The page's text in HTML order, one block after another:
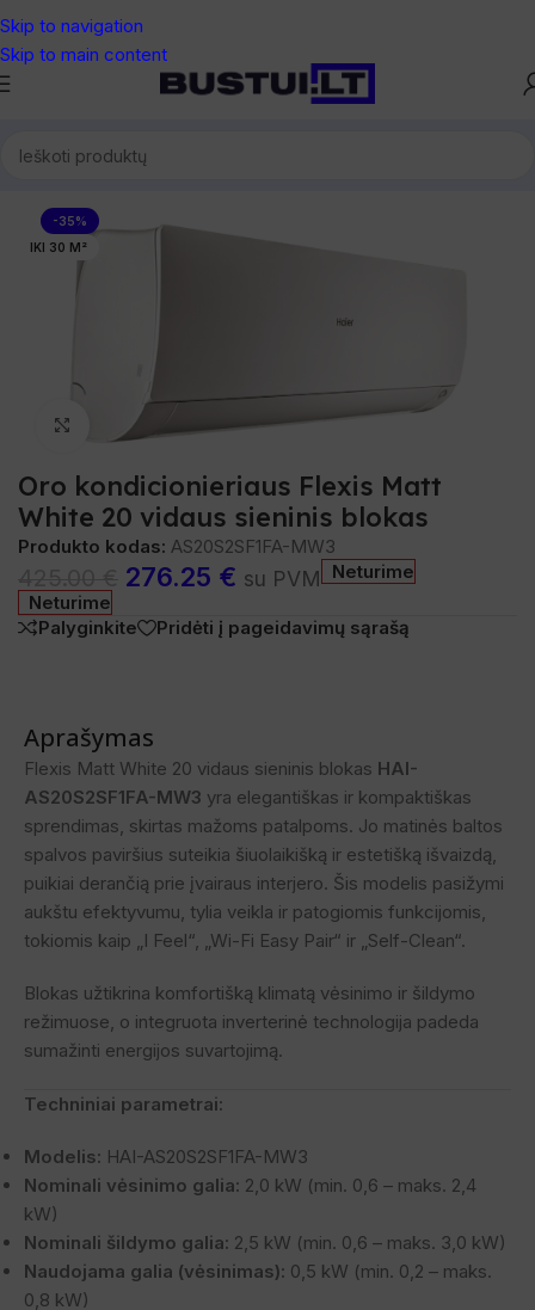
Skip to navigation
Skip to main content
-35%
IKI 30 M²
Spustelėkite, norėdami padidinti
Oro kondicionieriaus Flexis Matt
White 20 vidaus sieninis blokas
Produkto kodas: AS20S2SF1FA-MW3
276.25 € su PVM
Neturime
Neturime
Palyginkite
Pridėti į pageidavimų sąrašą
Aprašymas
Flexis Matt White 20 vidaus sieninis blokas HAI-
AS20S2SF1FA-MW3 yra elegantiškas ir kompaktiškas
sprendimas, skirtas mažoms patalpoms. Jo matinės baltos
spalvos paviršius suteikia šiuolaikišką ir estetišką išvaizdą,
puikiai derančią prie įvairaus interjero. Šis modelis pasižymi
aukštu efektyvumu, tylia veikla ir patogiomis funkcijomis,
tokiomis kaip „I Feel“, „Wi-Fi Easy Pair“ ir „Self-Clean“.
Blokas užtikrina komfortišką klimatą vėsinimo ir šildymo
režimuose, o integruota inverterinė technologija padeda
sumažinti energijos suvartojimą.
Techniniai parametrai:
Modelis: HAI-AS20S2SF1FA-MW3
Nominali vėsinimo galia: 2,0 kW (min. 0,6 – maks. 2,4
kW)
Nominali šildymo galia: 2,5 kW (min. 0,6 – maks. 3,0 kW)
Naudojama galia (vėsinimas): 0,5 kW (min. 0,2 – maks.
0,8 kW)